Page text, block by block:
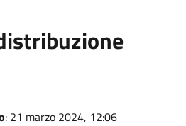
: 21 marzo 2024, 12:06